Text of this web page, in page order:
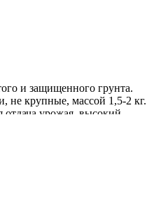
и защищенного грунта.
не крупные, массой 1,5-2 кг.
отдача урожая, высокий